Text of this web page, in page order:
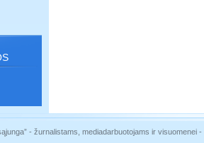
- žurnalistams, mediadarbuotojams ir visuomenei